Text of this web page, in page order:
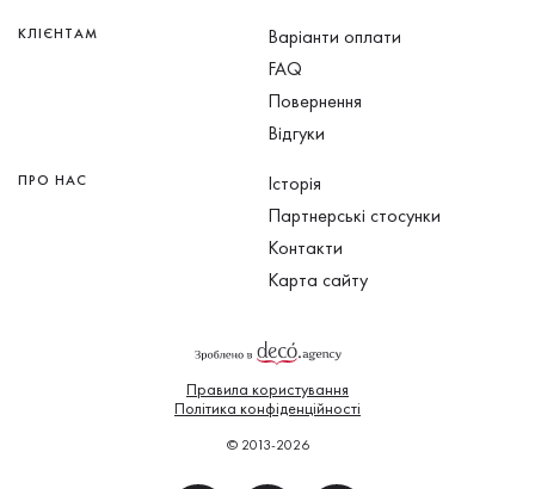
КЛІЄНТАМ
Варіанти оплати
FAQ
Повернення
Відгуки
ПРО НАС
Історія
Партнерські стосунки
Контакти
Карта сайту
Правила користування
Політика конфіденційності
© 2013-2026